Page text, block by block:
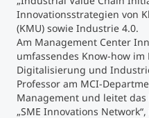
Innovationsstrategien von
(KMU) sowie Industrie 4.0.
Am Management Center
umfassendes Know-how im
Digitalisierung und
Professor am MCI-
Management und leitet
„SME Innovations